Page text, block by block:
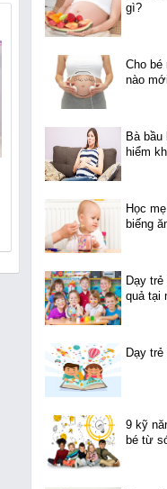
Cửa Hàng Bán Bóng Bay
gì?
Cho bé
nào
Bà
hiểm
Học
biếng
Dạy
quả tại
Dạy
9 kỹ
bé từ